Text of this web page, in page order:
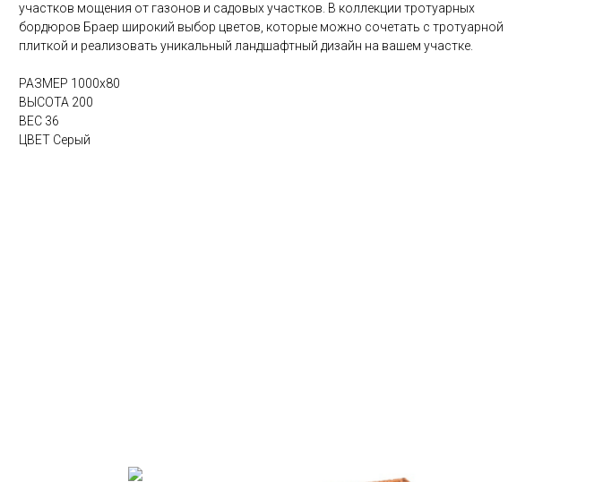
участков мощения от газонов и садовых участков. В коллекции тротуарных
бордюров Браер широкий выбор цветов, которые можно сочетать с тротуарной
плиткой и реализовать уникальный ландшафтный дизайн на вашем участке.
РАЗМЕР 1000x80
ВЫСОТА 200
ВЕС 36
ЦВЕТ Серый